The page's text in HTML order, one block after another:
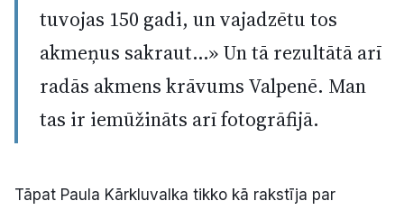
tuvojas 150 gadi, un vajadzētu tos
akmeņus sakraut…» Un tā rezultātā arī
radās akmens krāvums Valpenē. Man
tas ir iemūžināts arī fotogrāfijā.
Tāpat Paula Kārkluvalka tikko kā rakstīja par